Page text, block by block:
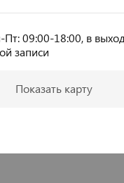
09:00‑18:00, в
записи
Показать карту